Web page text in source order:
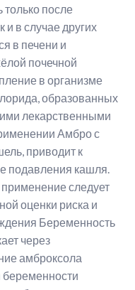
только после
и в случае других
в печени и
почечной
в организме
образованных
лекарственными
Амбро с
приводит к
подавления кашля.
следует
оценки риска и
Беременность
через
амброксола
беременности